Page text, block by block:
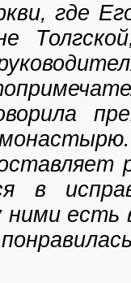
где
в
ними есть